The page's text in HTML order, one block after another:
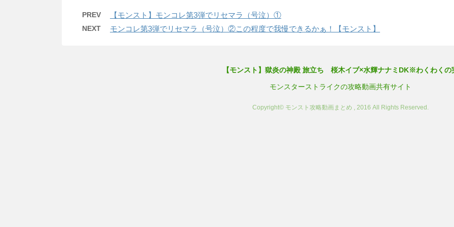
PREV 【モンスト】モンコレ第3弾でリセマラ（号泣）①
NEXT モンコレ第3弾でリセマラ（号泣）②この程度で我慢できるかぁ！【モンスト】
【モンスト】獄炎の神殿 旅立ち 桜木イブ×水輝ナナミDK※わくわくの
モンスターストライクの攻略動画共有サイト
Copyright© モンスト攻略動画まとめ , 2016 All Rights Reserved.